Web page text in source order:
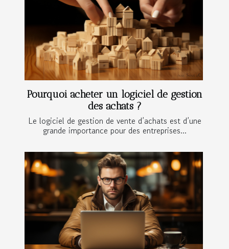
Pourquoi acheter un logiciel de gestion
des achats ?
Le logiciel de gestion de vente d’achats est d’une
grande importance pour des entreprises...